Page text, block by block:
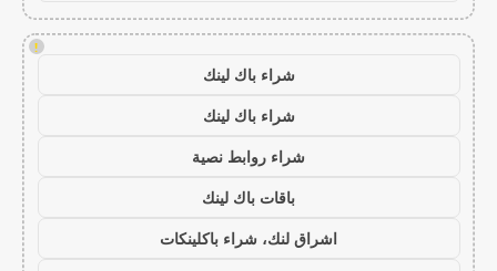
!
شراء باك لينك
شراء باك لينك
شراء روابط نصية
باقات باك لينك
اشراق لنك، شراء باكلينكات